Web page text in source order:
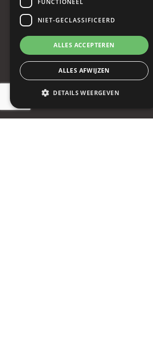
Diensten
Complete keukeninrichting
Apparatuur
Service & Onderhoud
NIET-GECLASSIFICEERD
ALLES ACCEPTEREN
ALLES AFWIJZEN
DETAILS WEERGEVEN